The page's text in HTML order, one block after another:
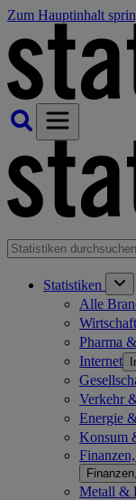
Zum Hauptinhalt
Statistiken
Alle
Pharma
Internet
Verkehr
Energie
Konsum
Metall &